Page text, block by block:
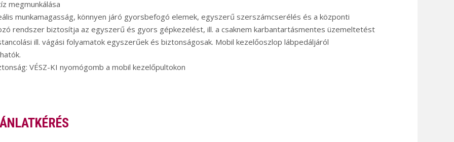
megmunkálása
munkamagasság, könnyen járó gyorsbefogó elemek, egyszerű szerszámcserélés és a központi
rendszer biztosítja az egyszerű és gyors gépkezelést, ill. a csaknem karbantartásmentes üzemeltetést
ill. vágási folyamatok egyszerűek és biztonságosak. Mobil kezelőoszlop lábpedáljáról
VÉSZ-KI nyomógomb a mobil kezelőpultokon